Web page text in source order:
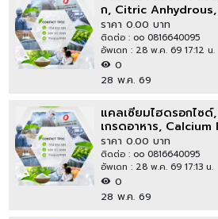
ก, Citric
Additive E330
ราคา 0.00 บาท
ติดต่อ : oo 0816640095
อัพเดท : 28 พ.ค. 69 17:12 น.
0
28 พ.ค. 69
แคลเซียมไฮดรอกไซด์
เกรดอาหาร,
Lime, Food Grade
ราคา 0.00 บาท
ติดต่อ : oo 0816640095
อัพเดท : 28 พ.ค. 69 17:13 น.
0
28 พ.ค. 69